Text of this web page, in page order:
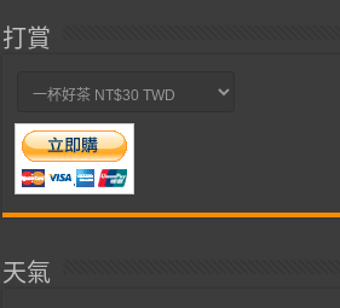
打賞
天氣